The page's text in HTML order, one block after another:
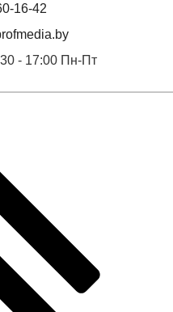
16-42
- 17:00 Пн-Пт